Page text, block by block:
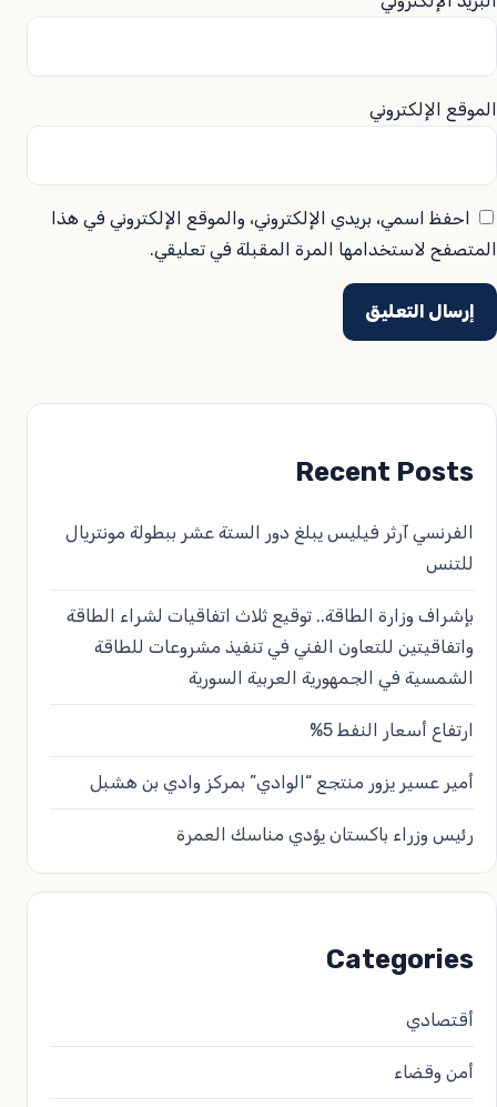
الموقع الإلكتروني
احفظ اسمي، بريدي الإلكتروني، والموقع الإلكتروني في هذا
المتصفح لاستخدامها المرة المقبلة في تعليقي.
Recent Posts
الفرنسي آرثر فيليس يبلغ دور الستة عشر ببطولة مونتريال
للتنس
بإشراف وزارة الطاقة.. توقيع ثلاث اتفاقيات لشراء الطاقة
واتفاقيتين للتعاون الفني في تنفيذ مشروعات للطاقة
الشمسية في الجمهورية العربية السورية
ارتفاع أسعار النفط 5%
أمير عسير يزور منتجع “الوادي” بمركز وادي بن هشبل
رئيس وزراء باكستان يؤدي مناسك العمرة
Categories
أقتصادي
أمن وقضاء